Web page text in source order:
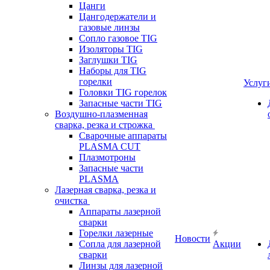
Цанги
Цангодержатели и
газовые линзы
Сопло газовое TIG
Изоляторы TIG
Заглушки TIG
Наборы для TIG
горелки
Головки TIG горелок
Запасные части TIG
Воздушно-плазменная
сварка, резка и строжка
Сварочные аппараты
PLASMA CUT
Плазмотроны
Запасные части
PLASMA
Лазерная сварка, резка и
очистка
Аппараты лазерной
сварки
Горелки лазерные
Сопла для лазерной
сварки
Линзы для лазерной
Новости
Акции